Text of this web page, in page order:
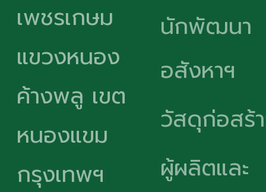
เพชรเกษม
แขวงหนอง
ค้างพลู เขต
หนองแขม
กรุงเทพฯ
นักพัฒนา
อสังหาฯ
วัสดุก่อสร้
ผู้ผลิตและ